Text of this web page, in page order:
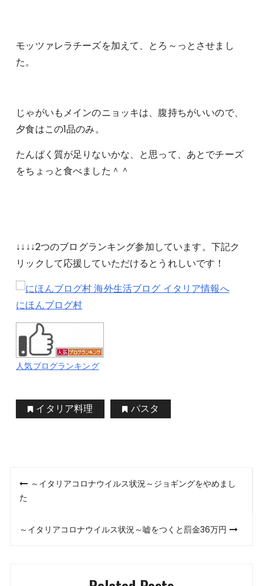
モッツァレラチーズを加えて、とろ～っとさせまし
た。
じゃがいもメインのニョッキは、腹持ちがいいので、
夕食はこの1品のみ。
たんぱく質が足りないかな、と思って、あとでチーズ
をちょっと食べました＾＾
↓↓↓↓2つのブログランキング参加しています。下記ク
リックして応援していただけるとうれしいです！
にほんブログ村
人気ブログランキング
イタリア料理 パスタ
投
稿
ナ
～イタリアコロナウイルス状況～ジョギングをやめまし
た
～イタリアコロナウイルス状況～嘘をつくと罰金36万円